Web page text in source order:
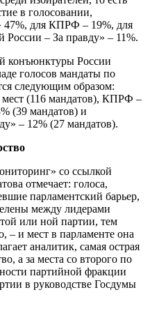
в голосовании,
47%, для КПРФ – 19%, для
– За правду» – 11%.
конъюнктуры России
голосов мандаты по
следующим образом:
мест (116 мандатов), КПРФ –
(39 мандатов) и
– 12% (27 мандатов).
со ссылкой
отмечает: голоса,
парламентский барьер,
между лидерами
или ной партии, тем
– и мест в парламенте она
аналитик, самая острая
а за места со второго по
партийной фракции
в руководстве Госдумы